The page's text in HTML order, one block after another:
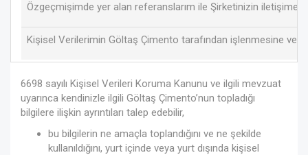
Özgeçmişimde yer alan referanslarım ile Şirketinizin iletişime
Kişisel Verilerimin Göltaş Çimento tarafından işlenmesine ve
6698 sayılı Kişisel Verileri Koruma Kanunu ve ilgili mevzuat
uyarınca kendinizle ilgili Göltaş Çimento’nun topladığı
bilgilere ilişkin ayrıntıları talep edebilir,
bu bilgilerin ne amaçla toplandığını ve ne şekilde
kullanıldığını, yurt içinde veya yurt dışında kişisel